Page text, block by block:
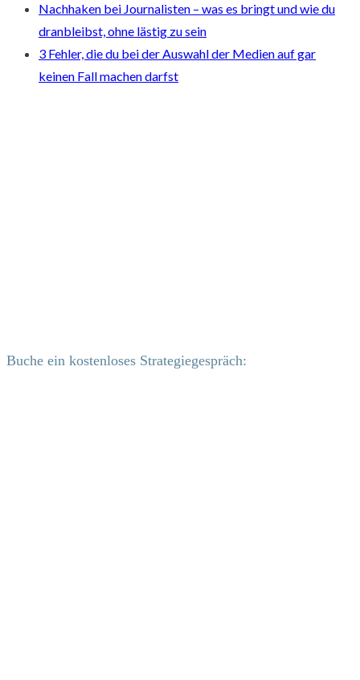
Nachhaken bei Journalisten – was es bringt und wie du
dranbleibst, ohne lästig zu sein
3 Fehler, die du bei der Auswahl der Medien auf gar
keinen Fall machen darfst
Buche ein kostenloses Strategiegespräch: